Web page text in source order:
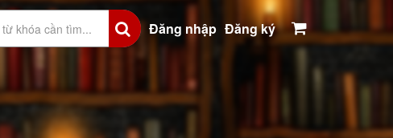
Đăng nhập Đăng ký